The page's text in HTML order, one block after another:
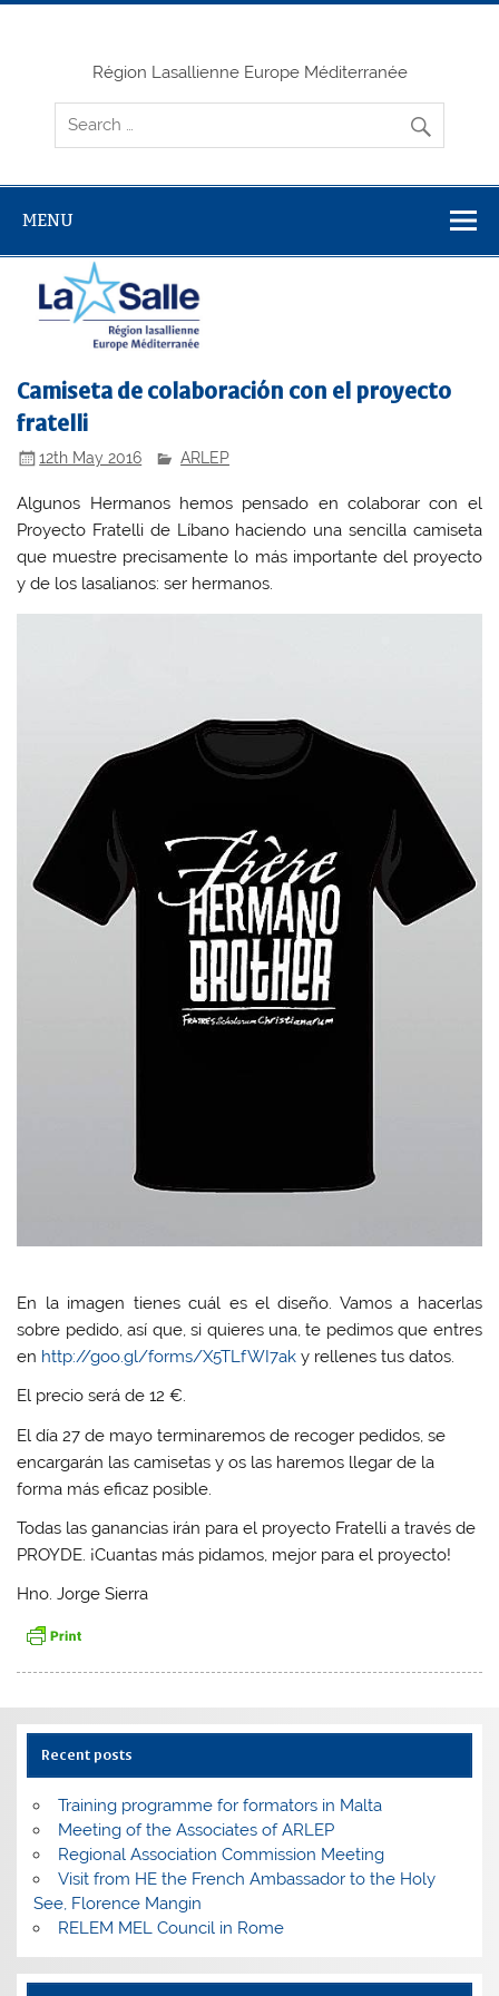
Skip
Région Lasallienne Europe Méditerranée
MENU
Camiseta de colaboración con el proyecto
fratelli
12th May 2016 ARLEP
Algunos Hermanos hemos pensado en colaborar con el
Proyecto Fratelli de Líbano haciendo una sencilla camiseta
que muestre precisamente lo más importante del proyecto
y de los lasalianos: ser hermanos.
En la imagen tienes cuál es el diseño. Vamos a hacerlas
sobre pedido, así que, si quieres una, te pedimos que entres
en http://goo.gl/forms/X5TLfWI7ak y rellenes tus datos.
El precio será de 12 €.
El día 27 de mayo terminaremos de recoger pedidos, se
encargarán las camisetas y os las haremos llegar de la
forma más eficaz posible.
Todas las ganancias irán para el proyecto Fratelli a través de
PROYDE. ¡Cuantas más pidamos, mejor para el proyecto!
Hno. Jorge Sierra
Recent posts
Training programme for formators in Malta
Meeting of the Associates of ARLEP
Regional Association Commission Meeting
Visit from HE the French Ambassador to the Holy
See, Florence Mangin
RELEM MEL Council in Rome